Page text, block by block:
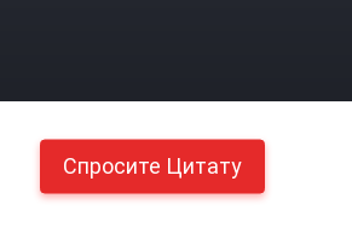
Спросите Цитату